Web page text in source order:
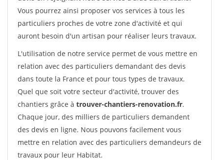
Vous pourrez ainsi proposer vos services à tous les
particuliers proches de votre zone d'activité et qui
auront besoin d'un artisan pour réaliser leurs travaux.
L'utilisation de notre service permet de vous mettre en
relation avec des particuliers demandant des devis
dans toute la France et pour tous types de travaux.
Quel que soit votre secteur d'activité, trouver des
chantiers grâce à trouver-chantiers-renovation.fr.
Chaque jour, des milliers de particuliers demandent
des devis en ligne. Nous pouvons facilement vous
mettre en relation avec des particuliers demandeurs de
travaux pour leur Habitat.